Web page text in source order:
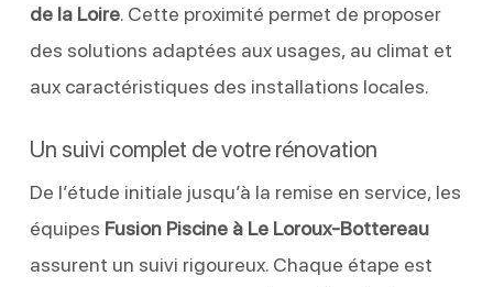
de la Loire. Cette proximité permet de proposer
des solutions adaptées aux usages, au climat et
aux caractéristiques des installations locales.
Un suivi complet de votre rénovation
De l’étude initiale jusqu’à la remise en service, les
équipes Fusion Piscine à Le Loroux-Bottereau
assurent un suivi rigoureux. Chaque étape est